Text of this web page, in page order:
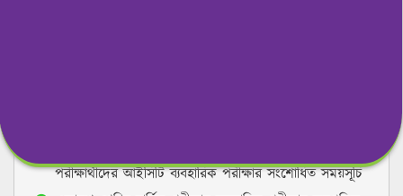
পরীক্ষার্থীদের আইসিটি ব্যবহারিক পরীক্ষার সংশোধিত সময়সূচি